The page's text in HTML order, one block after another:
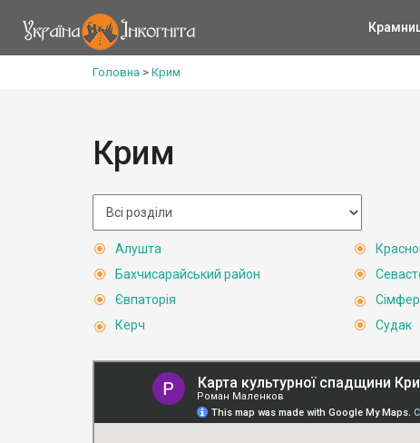
Головна > Крим
Крим
Алушта
Бахчисарайський район
Євпаторія
Керч
Судак